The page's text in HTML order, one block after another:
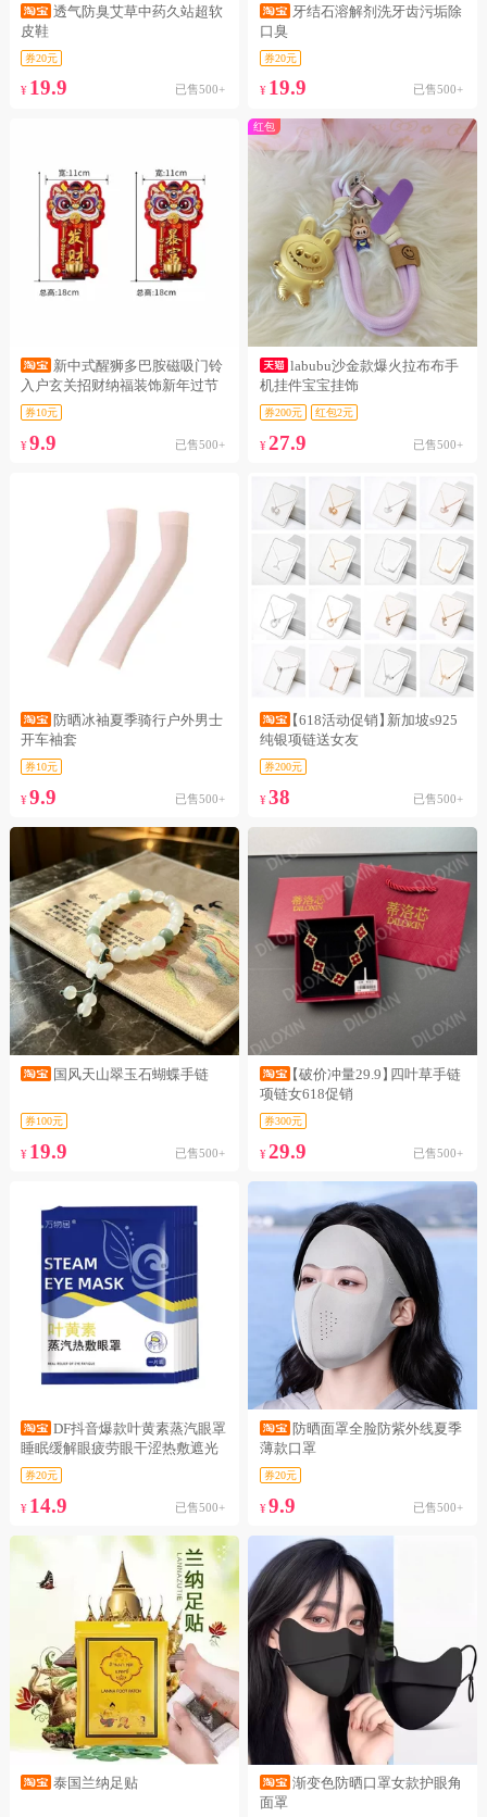
透气防臭艾草中药久站超软
皮鞋
券20元
¥ 19.9 已售500+
牙结石溶解剂洗牙齿污垢除
口臭
券20元
¥ 19.9 已售500+
新中式醒狮多巴胺磁吸门铃
入户玄关招财纳福装饰新年过节
乔迁布置
券10元
¥ 9.9 已售500+
红包
labubu沙金款爆火拉布布手
机挂件宝宝挂饰
券200元 红包2元
¥27.9 已售500+
防晒冰袖夏季骑行户外男士
开车袖套
券10元
¥ 9.9 已售500+
【618活动促销】新加坡s925
纯银项链送女友
券200元
¥38 已售500+
国风天山翠玉石蝴蝶手链
券100元
¥ 19.9 已售500+
【破价冲量29.9】四叶草手链
项链女618促销
券300元
¥29.9 已售500+
DF抖音爆款叶黄素蒸汽眼罩
睡眠缓解眼疲劳眼干涩热敷遮光
券20元
¥ 14.9 已售500+
防晒面罩全脸防紫外线夏季
薄款口罩
券20元
¥9.9 已售500+
泰国兰纳足贴
渐变色防晒口罩女款护眼角
面罩